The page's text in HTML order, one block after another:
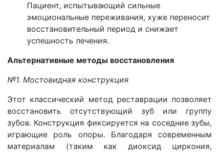
Пациент, испытывающий сильные
эмоциональные переживания, хуже переносит
восстановительный период и снижает
успешность лечения.
Альтернативные методы восстановления
№1. Мостовидная конструкция
Этот классический метод реставрации позволяет
восстановить отсутствующий зуб или группу
зубов. Конструкция фиксируется на соседние зубы,
играющие роль опоры. Благодаря современным
материалам (таким как диоксид циркония,